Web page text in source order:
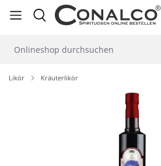
springen
Likör Kräuterlikör